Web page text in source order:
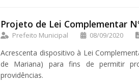
Projeto de Lei Complementar
Prefeito Municipal 08/09/2020
Acrescenta dispositivo à Lei
de Mariana) para fins de permitir
providências.